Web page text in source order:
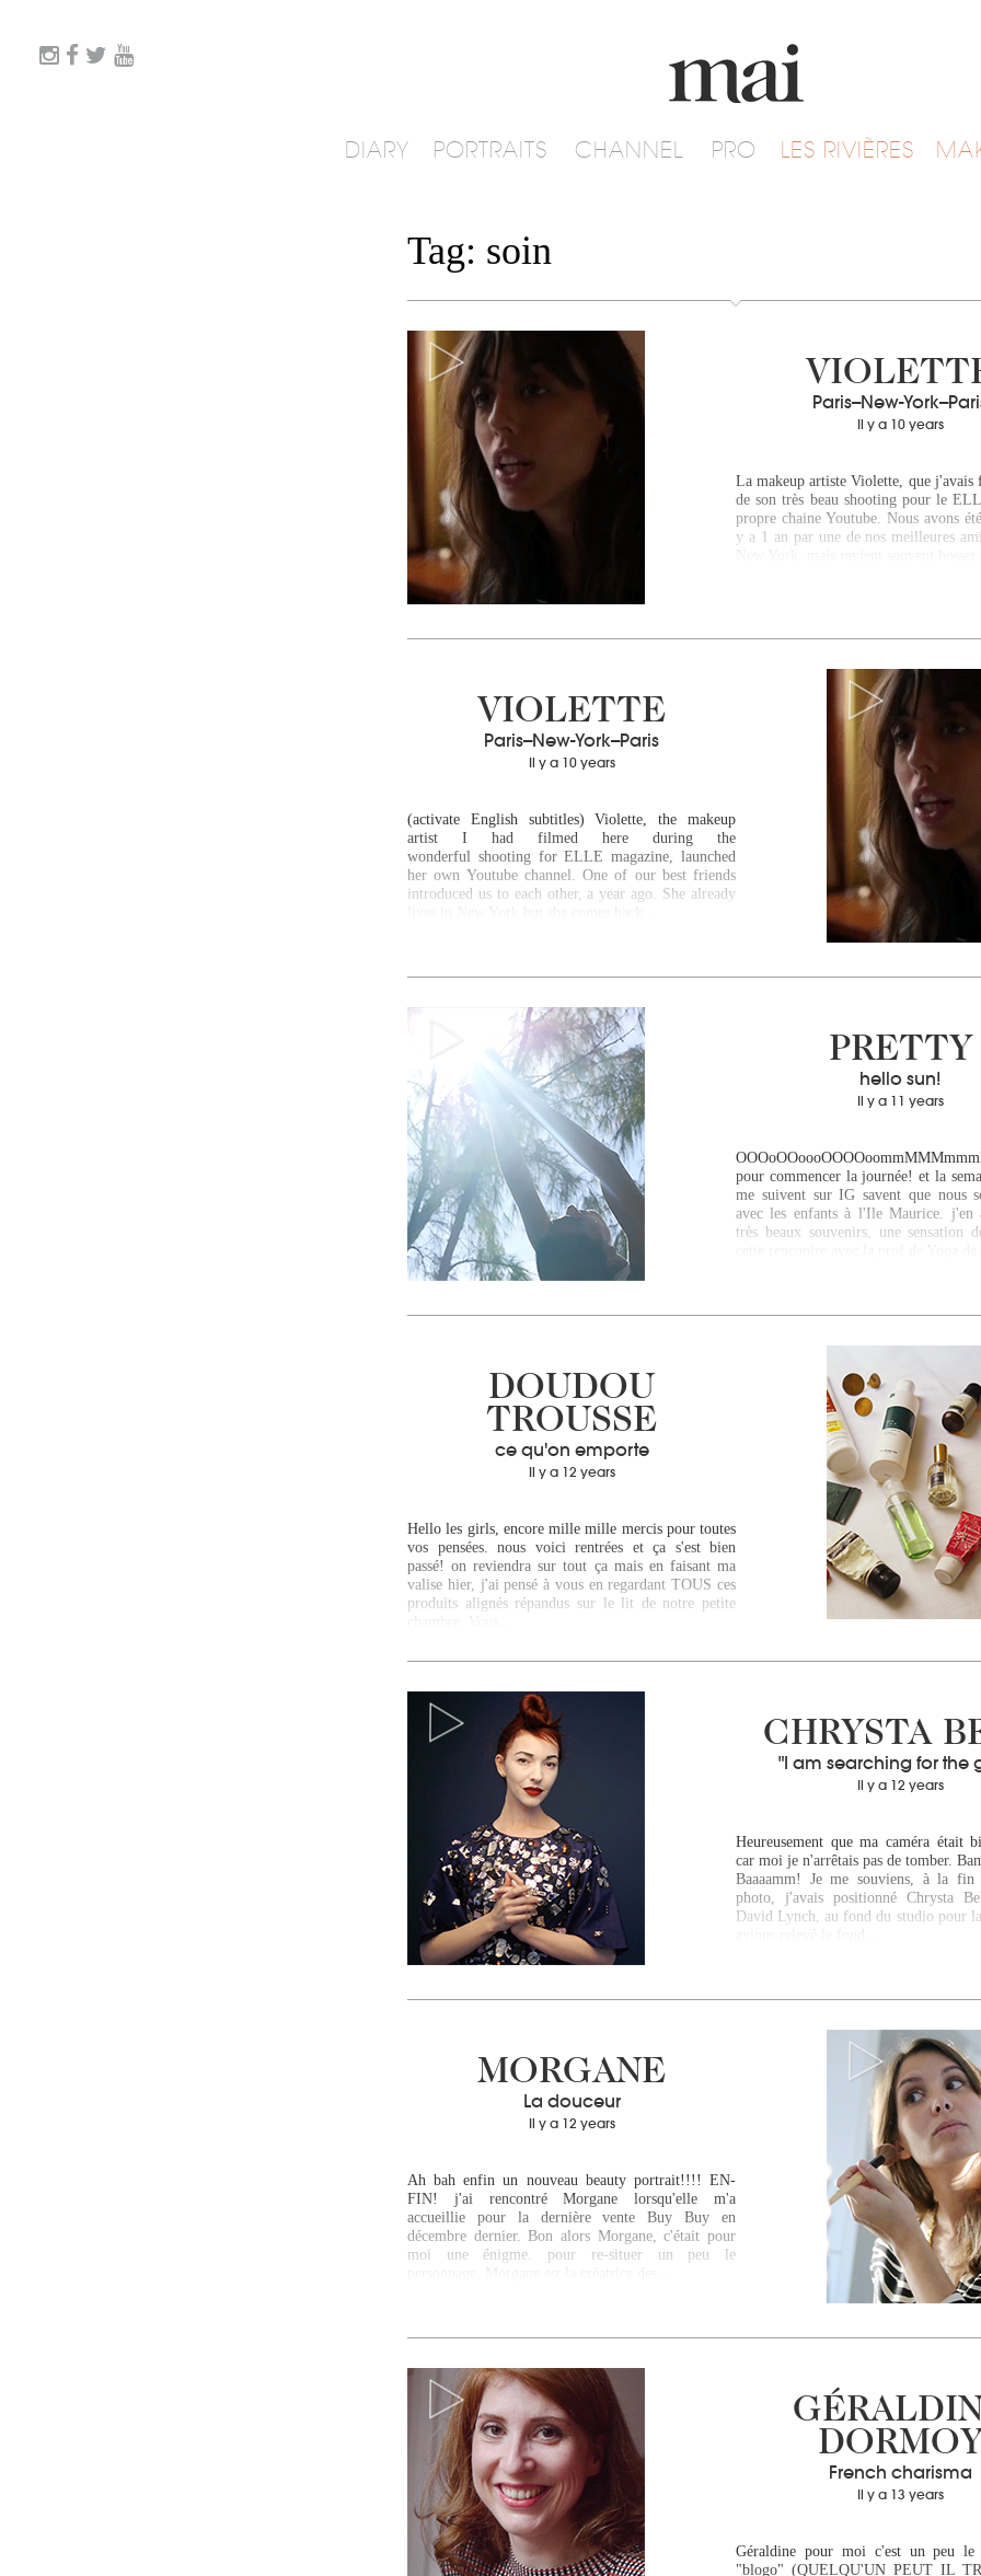
DIARY PORTRAITS CHANNEL PRO LES RIVIÈRES
Tag: soin
Paris--New-York--
Il y a 10 years
La makeup artiste Violette, que
de son très beau shooting pour le
propre chaine Youtube. Nous avons
y a 1 an par une de nos meilleures
VIOLETTE
Paris--New-York--Paris
Il y a 10 years
(activate English subtitles) Violette, the makeup
artist I had filmed here during the
wonderful shooting for ELLE magazine, launched
her own Youtube channel. One of our best friends
introduced us to each other, a year ago. She already
PRETTY
hello sun!
Il y a 11 years
pour commencer la journée! et la
me suivent sur IG savent que nous
avec les enfants à l'Ile Maurice. j'en
très beaux souvenirs, une sensation
DOUDOU
TROUSSE
ce qu'on emporte
Il y a 12 years
Hello les girls, encore mille mille mercis pour toutes
vos pensées. nous voici rentrées et ça s'est bien
passé! on reviendra sur tout ça mais en faisant ma
valise hier, j'ai pensé à vous en regardant TOUS ces
produits alignés répandus sur le lit de notre petite
CHRYSTA
"I am searching for the
Il y a 12 years
Heureusement que ma caméra était
car moi je n'arrêtais pas de tomber.
Baaaamm! Je me souviens, à la fin
photo, j'avais positionné Chrysta
David Lynch, au fond du studio pour
MORGANE
La douceur
Il y a 12 years
Ah bah enfin un nouveau beauty portrait!!!! EN-
FIN! j'ai rencontré Morgane lorsqu'elle m'a
accueillie pour la dernière vente Buy Buy en
décembre dernier. Bon alors Morgane, c'était pour
moi une énigme. pour re-situer un peu le
French charisma
Il y a 13 years
Géraldine pour moi c'est un peu
"blogo" (QUELQU'UN PEUT IL